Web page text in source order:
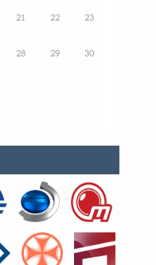
21 22 23
28 29 30